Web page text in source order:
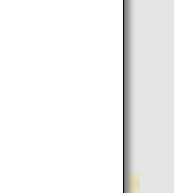
の挑戦